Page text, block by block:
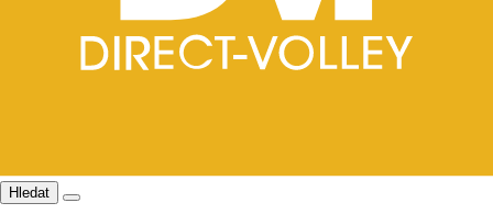
Hledat